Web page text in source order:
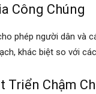
Công Chúng
phép người dân và
khác biệt so với
Triển Chậm